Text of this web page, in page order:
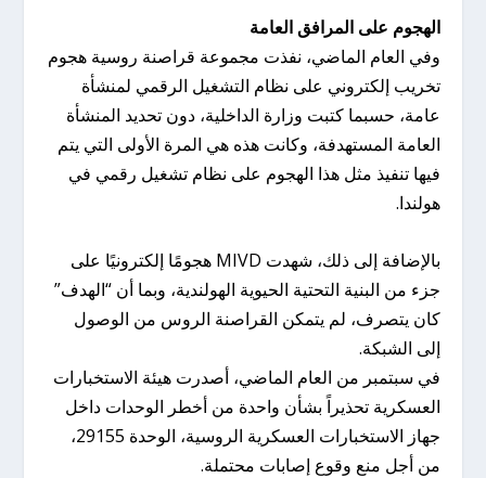
الهجوم على المرافق العامة
وفي العام الماضي، نفذت مجموعة قراصنة روسية هجوم
تخريب إلكتروني على نظام التشغيل الرقمي لمنشأة
عامة، حسبما كتبت وزارة الداخلية، دون تحديد المنشأة
العامة المستهدفة، وكانت هذه هي المرة الأولى التي يتم
فيها تنفيذ مثل هذا الهجوم على نظام تشغيل رقمي في
هولندا.
بالإضافة إلى ذلك، شهدت MIVD هجومًا إلكترونيًا على
جزء من البنية التحتية الحيوية الهولندية، وبما أن “الهدف”
كان يتصرف، لم يتمكن القراصنة الروس من الوصول
إلى الشبكة.
في سبتمبر من العام الماضي، أصدرت هيئة الاستخبارات
العسكرية تحذيراً بشأن واحدة من أخطر الوحدات داخل
جهاز الاستخبارات العسكرية الروسية، الوحدة 29155،
من أجل منع وقوع إصابات محتملة.